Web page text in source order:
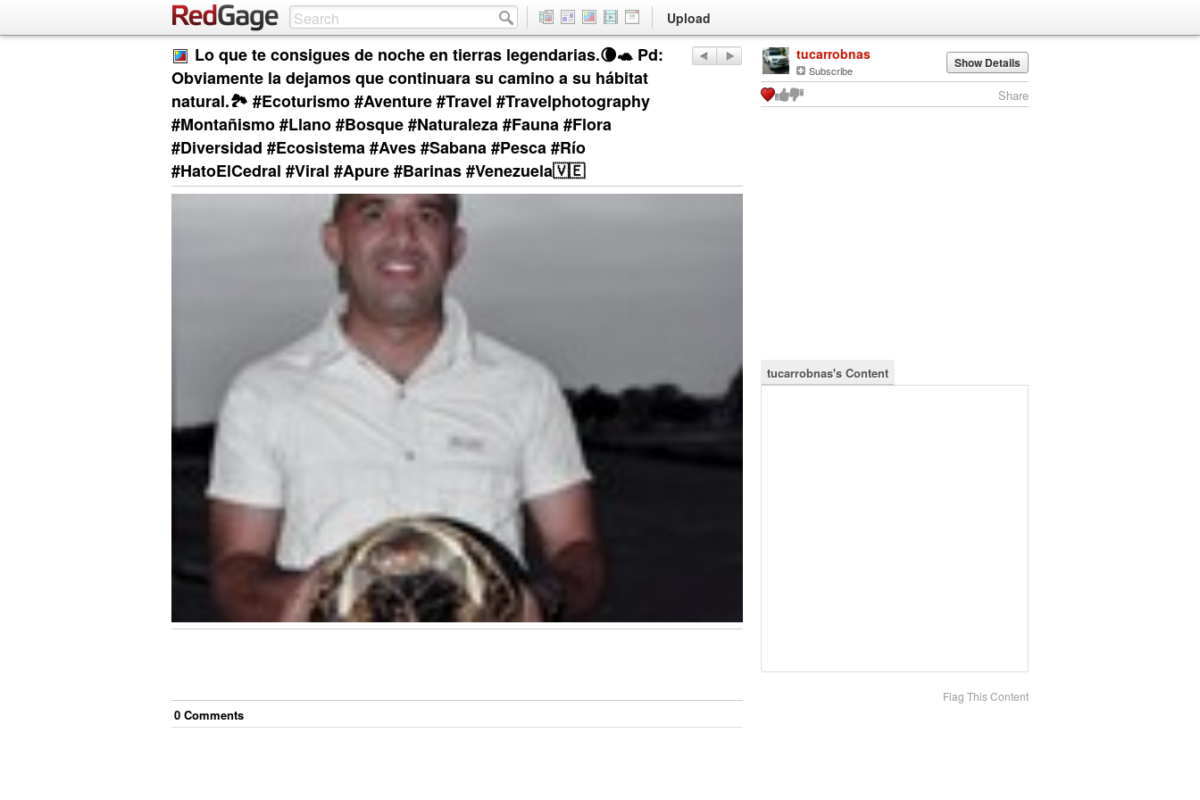
Upload
Lo que te consigues de noche en tierras legendarias.🌘🐢 Pd:
Obviamente la dejamos que continuara su camino a su hábitat
natural.🏞 #Ecoturismo #Aventure #Travel #Travelphotography
#Montañismo #Llano #Bosque #Naturaleza #Fauna #Flora
#Diversidad #Ecosistema #Aves #Sabana #Pesca #Río
#HatoElCedral #Viral #Apure #Barinas #Venezuela🇻🇪
0 Comments
tucarrobnas
Subscribe Show Details
Share
tucarrobnas's Content
Flag This Content